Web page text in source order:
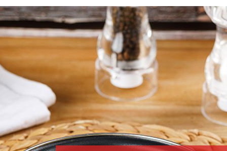
Acero Eco+
Acero forjado
Borosilicato
Más Menaje